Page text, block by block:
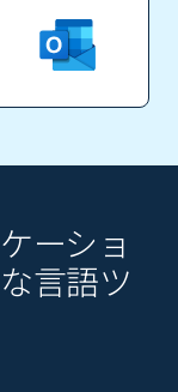
ーショ
言語ツ